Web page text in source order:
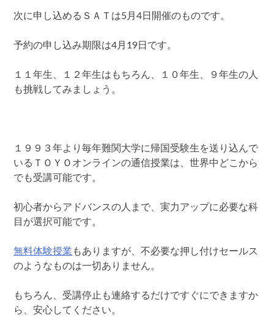
次に申し込めるＳＡＴは5月4日開催のものです。
予約の申し込み期限は4月19日です。
１１年生、１２年生はもちろん、１０年生、９年生の人
も挑戦してみましょう。
１９９３年より毎年難関大学に帰国受験生を送り込んで
いるＴＯＹＯオンラインの通信授業は、世界中どこから
でも受講可能です。
初心者からアドバンスの人まで、実力アップに必要な科
目が選択可能です。
無料体験授業 もありますが、不必要な押し付けセールス
のようなものは一切ありません。
もちろん、受講停止も連絡するだけですぐにできますか
ら、安心してください。